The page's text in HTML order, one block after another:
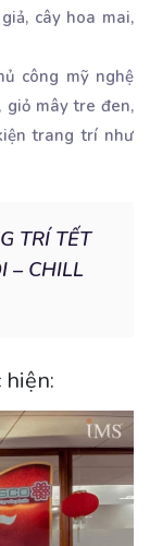
cây hoa mai,
công mỹ nghệ
giỏ mây tre đen,
trang trí như
TRÍ TẾT
– CHILL